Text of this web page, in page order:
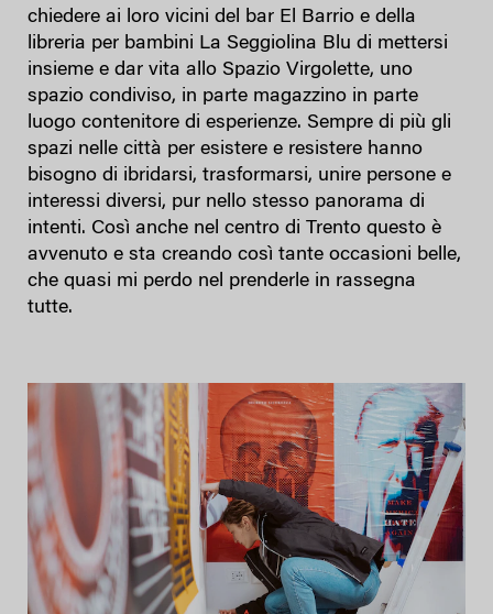
chiedere ai loro vicini del bar El Barrio e della
libreria per bambini La Seggiolina Blu di mettersi
insieme e dar vita allo Spazio Virgolette, uno
spazio condiviso, in parte magazzino in parte
luogo contenitore di esperienze. Sempre di più gli
spazi nelle città per esistere e resistere hanno
bisogno di ibridarsi, trasformarsi, unire persone e
interessi diversi, pur nello stesso panorama di
intenti. Così anche nel centro di Trento questo è
avvenuto e sta creando così tante occasioni belle,
che quasi mi perdo nel prenderle in rassegna
tutte.